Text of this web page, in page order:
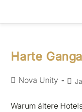
Harte
Nova Unity
Warum ältere